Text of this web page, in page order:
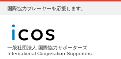
国際協力プレーヤーを応援します。
一般社団法人 国際協力サポーターズ
International Cooperation Supporters